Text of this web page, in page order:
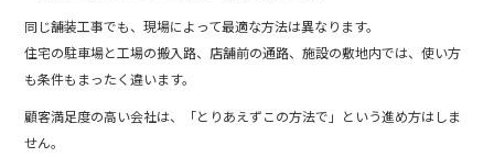
同じ舗装工事でも、現場によって最適な方法は異なります。
住宅の駐車場と工場の搬入路、店舗前の通路、施設の敷地内では、使い方
も条件もまったく違います。
顧客満足度の高い会社は、「とりあえずこの方法で」という進め方はしま
せん。